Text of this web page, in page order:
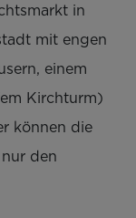
in
mit engen
einem
Kirchturm)
können die
den